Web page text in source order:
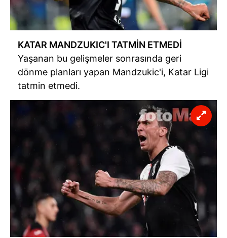
KATAR MANDZUKIC'I TATMİN ETMEDİ
Yaşanan bu gelişmeler sonrasında geri
dönme planları yapan Mandzukic'i, Katar Ligi
tatmin etmedi.